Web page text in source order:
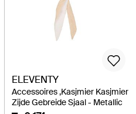
ELEVENTY
Accessoires ,Kasjmier Kasjmier
Zijde Gebreide Sjaal - Metallic